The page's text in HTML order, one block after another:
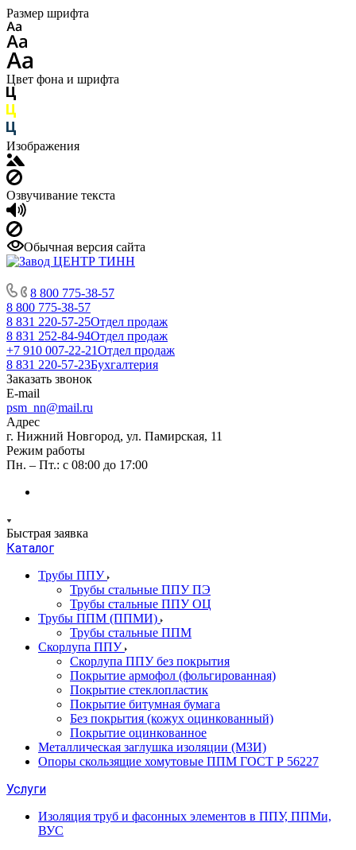
Размер шрифта
Цвет фона и шрифта
Изображения
Озвучивание текста
Обычная версия сайта
8 800 775-38-57
8 800 775-38-57
8 831 220-57-25Отдел продаж
8 831 252-84-94Отдел продаж
+7 910 007-22-21Отдел продаж
8 831 220-57-23Бухгалтерия
Заказать звонок
E-mail
psm_nn@mail.ru
Адрес
г. Нижний Новгород, ул. Памирская, 11
Режим работы
Пн. – Пт.: с 08:00 до 17:00
Быстрая заявка
Каталог
Трубы ППУ
Трубы стальные ППУ ПЭ
Трубы стальные ППУ ОЦ
Трубы ППМ (ППМИ)
Трубы стальные ППМ
Скорлупа ППУ
Скорлупа ППУ без покрытия
Покрытие армофол (фольгированная)
Покрытие стеклопластик
Покрытие битумная бумага
Без покрытия (кожух оцинкованный)
Покрытие оцинкованное
Металлическая заглушка изоляции (МЗИ)
Опоры скользящие хомутовые ППМ ГОСТ Р 56227
Услуги
Изоляция труб и фасонных элементов в ППУ, ППМи,
ВУС